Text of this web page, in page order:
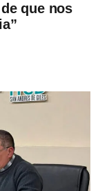
que nos